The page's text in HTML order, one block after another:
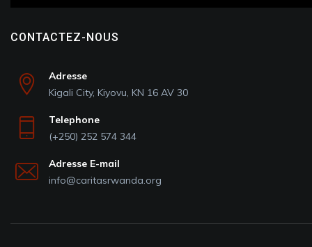
CONTACTEZ-NOUS
Adresse
Kigali City, Kiyovu, KN 16 AV 30
Telephone
(+250) 252 574 344
Adresse E-mail
info@caritasrwanda.org